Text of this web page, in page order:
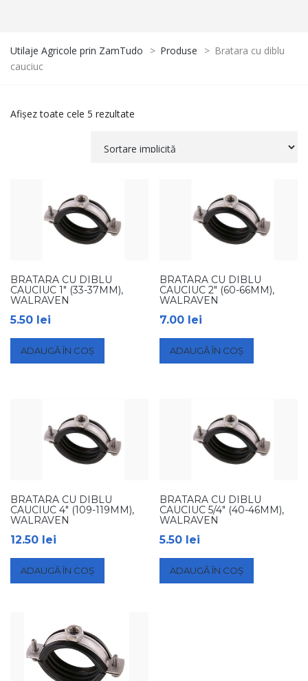
Utilaje Agricole prin ZamTudo > Produse > Bratara cu diblu
cauciuc
Afișez toate cele 5 rezultate
BRATARA CU DIBLU
CAUCIUC 1″ (33-37MM),
WALRAVEN
5.50 lei
ADAUGĂ ÎN COȘ
BRATARA CU DIBLU
CAUCIUC 2″ (60-66MM),
WALRAVEN
7.00 lei
ADAUGĂ ÎN COȘ
BRATARA CU DIBLU
CAUCIUC 4″ (109-119MM),
WALRAVEN
12.50 lei
ADAUGĂ ÎN COȘ
BRATARA CU DIBLU
CAUCIUC 5/4″ (40-46MM),
WALRAVEN
5.50 lei
ADAUGĂ ÎN COȘ